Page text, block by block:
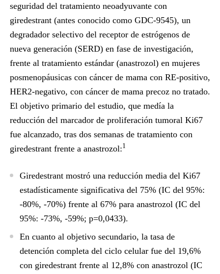
seguridad del tratamiento neoadyuvante con
giredestrant (antes conocido como GDC-9545), un
degradador selectivo del receptor de estrógenos de
nueva generación (SERD) en fase de investigación,
frente al tratamiento estándar (anastrozol) en mujeres
posmenopáusicas con cáncer de mama con RE-positivo,
HER2-negativo, con cáncer de mama precoz no tratado.
El objetivo primario del estudio, que medía la
reducción del marcador de proliferación tumoral Ki67
fue alcanzado, tras dos semanas de tratamiento con
giredestrant frente a anastrozol:1
Giredestrant mostró una reducción media del Ki67
estadísticamente significativa del 75% (IC del 95%:
-80%, -70%) frente al 67% para anastrozol (IC del
95%: -73%, -59%; p=0,0433).
En cuanto al objetivo secundario, la tasa de
detención completa del ciclo celular fue del 19,6%
con giredestrant frente al 12,8% con anastrozol (IC